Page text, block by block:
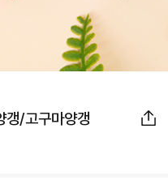
갱/고구마양갱